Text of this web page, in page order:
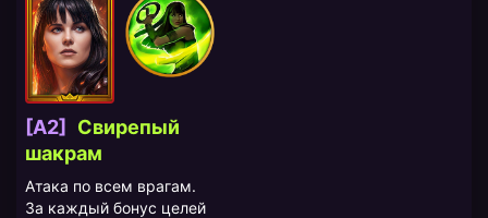
[A2]
Свирепый
шакрам
Атака по всем врагам.
За каждый бонус целей